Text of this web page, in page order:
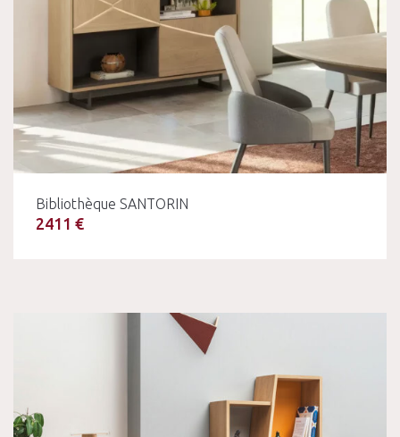
Bibliothèque SANTORIN
2411 €